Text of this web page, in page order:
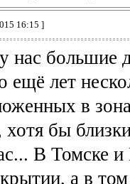
16:15 ]
нас большие
ещё лет
в
бы
В Томске
а в